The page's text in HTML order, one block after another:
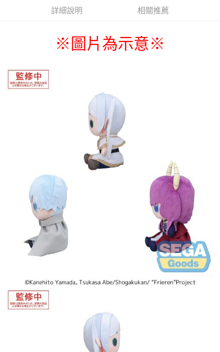
宅配-木棉花樂園專用
每筆NT$100，滿NT$1,300(含以上)免運費
宅配-離島(澎湖/金門/馬祖)-木棉花樂園專用
詳細說明 相關推薦
※圖片為示意※